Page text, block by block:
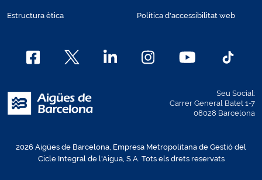
Estructura ètica Política d'accessibilitat web
Seu Social:
Carrer General Batet 1-7
08028 Barcelona
2026 Aigües de Barcelona, Empresa Metropolitana de Gestió del
Cicle Integral de l'Aigua, S.A. Tots els drets reservats